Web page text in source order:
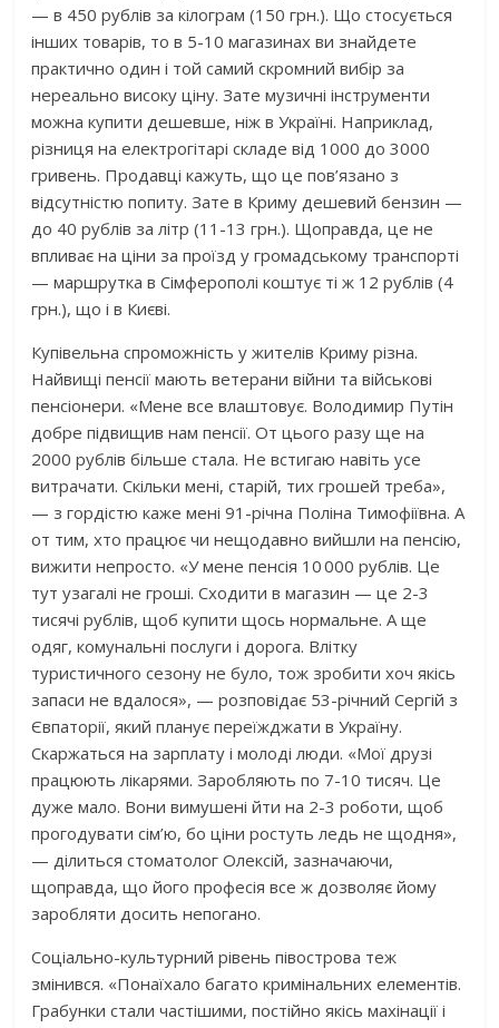
— в 450 рублів за кілограм (150 грн.). Що стосується
інших товарів, то в 5-10 магазинах ви знайдете
практично один і той самий скромний вибір за
нереально високу ціну. Зате музичні інструменти
можна купити дешевше, ніж в Україні. Наприклад,
різниця на електрогітарі складе від 1000 до 3000
гривень. Продавці кажуть, що це пов’язано з
відсутністю попиту. Зате в Криму дешевий бензин —
до 40 рублів за літр (11-13 грн.). Щоправда, це не
впливає на ціни за проїзд у громадському транспорті
— маршрутка в Сімферополі коштує ті ж 12 рублів (4
грн.), що і в Києві.
Купівельна спроможність у жителів Криму різна.
Найвищі пенсії мають ветерани війни та військові
пенсіонери. «Мене все влаштовує. Володимир Путін
добре підвищив нам пенсії. От цього разу ще на
2000 рублів більше стала. Не встигаю навіть усе
витрачати. Скільки мені, старій, тих грошей треба»,
— з гордістю каже мені 91-річна Поліна Тимофіївна. А
от тим, хто працює чи нещодавно вийшли на пенсію,
вижити непросто. «У мене пенсія 10 000 рублів. Це
тут узагалі не гроші. Сходити в магазин — це 2-3
тисячі рублів, щоб купити щось нормальне. А ще
одяг, комунальні послуги і дорога. Влітку
туристичного сезону не було, тож зробити хоч якісь
запаси не вдалося», — розповідає 53-річний Сергій з
Євпаторії, який планує переїжджати в Україну.
Скаржаться на зарплату і молоді люди. «Мої друзі
працюють лікарями. Заробляють по 7-10 тисяч. Це
дуже мало. Вони вимушені йти на 2-3 роботи, щоб
прогодувати сім’ю, бо ціни ростуть ледь не щодня»,
— ділиться стоматолог Олексій, зазначаючи,
щоправда, що його професія все ж дозволяє йому
заробляти досить непогано.
Соціально-культурний рівень півострова теж
змінився. «Понаїхало багато кримінальних елементів.
Грабунки стали частішими, постійно якісь махінації і